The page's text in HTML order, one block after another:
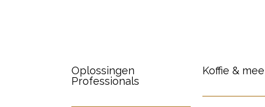
Koffie &
Oplossingen
Professionals